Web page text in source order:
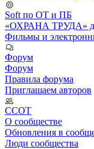
Soft по ОТ и ПБ
«ОХРАНА ТРУДА»
Фильмы и
Форум
Форум
Правила форума
Приглашаем авторов
ССОТ
О сообществе
Обновления в
Люди сообщества